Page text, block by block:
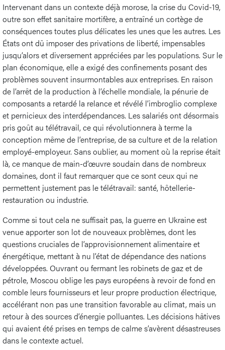
Intervenant dans un contexte déjà morose, la crise du Covid-19,
outre son effet sanitaire mortifère, a entraîné un cortège de
conséquences toutes plus délicates les unes que les autres. Les
États ont dû imposer des privations de liberté, impensables
jusqu’alors et diversement appréciées par les populations. Sur le
plan économique, elle a exigé des confinements posant des
problèmes souvent insurmontables aux entreprises. En raison
de l’arrêt de la production à l’échelle mondiale, la pénurie de
composants a retardé la relance et révélé l’imbroglio complexe
et pernicieux des interdépendances. Les salariés ont désormais
pris goût au télétravail, ce qui révolutionnera à terme la
conception même de l’entreprise, de sa culture et de la relation
employé-employeur. Sans oublier, au moment où la reprise était
là, ce manque de main-d’œuvre soudain dans de nombreux
domaines, dont il faut remarquer que ce sont ceux qui ne
permettent justement pas le télétravail: santé, hôtellerie-
restauration ou industrie.
Comme si tout cela ne suffisait pas, la guerre en Ukraine est
venue apporter son lot de nouveaux problèmes, dont les
questions cruciales de l’approvisionnement alimentaire et
énergétique, mettant à nu l’état de dépendance des nations
développées. Ouvrant ou fermant les robinets de gaz et de
pétrole, Moscou oblige les pays européens à revoir de fond en
comble leurs fournisseurs et leur propre production électrique,
accélérant non pas une transition favorable au climat, mais un
retour à des sources d’énergie polluantes. Les décisions hâtives
qui avaient été prises en temps de calme s’avèrent désastreuses
dans le contexte actuel.